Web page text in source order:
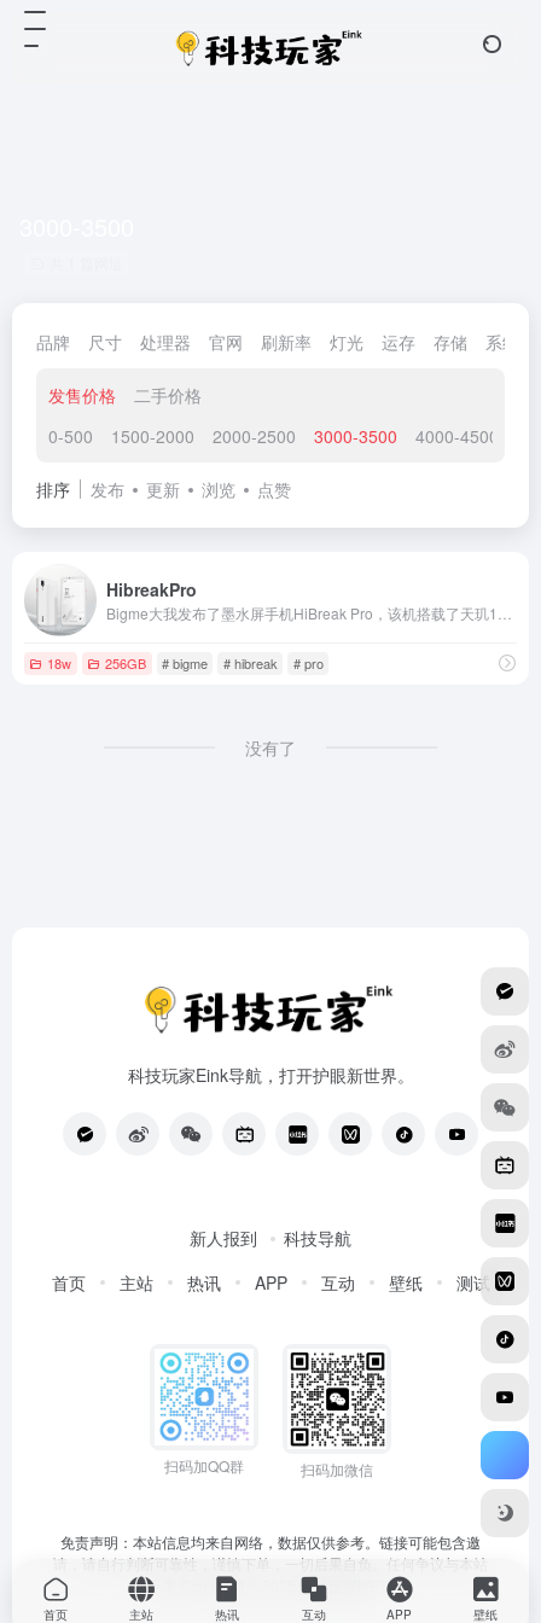
品牌 尺寸 处理器 官网 刷新率 灯光 运存 存储 系统
发售价格
二手价格
0-500
1500-2000 2000-2500 3000-3500 4000-4500
排序 发布 更新 浏览 点赞
HibreakPro
18w 256GB # bigme # hibreak # pro
没有了
科技玩家Eink导航，打开护眼新世界。
新人报到
科技导航
首页
主站 热讯 APP 互动 壁纸 测试
扫码加QQ群 扫码加微信
免责声明：本站信息均来自网络，数据仅供参考。链接可能包含邀
请，请自行判断可靠性，谨慎下单，一切后果自负。任何争议与本站
无关 Copyright © 2025
科技玩家NET
首页 主站 热讯 互动 APP 壁纸